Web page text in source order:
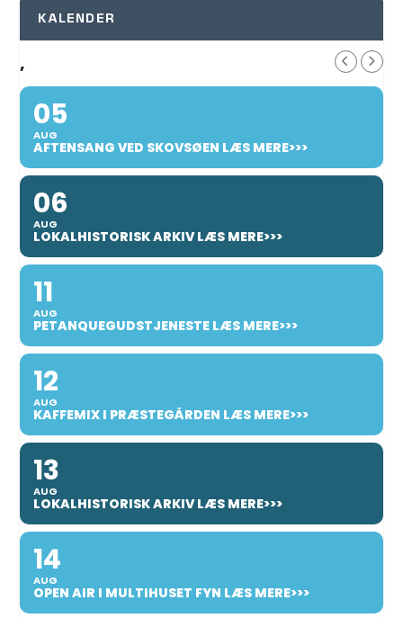
KALENDER
,
05
AUG
AFTENSANG VED SKOVSØEN LÆS MERE>>>
06
AUG
LOKALHISTORISK ARKIV LÆS MERE>>>
11
AUG
PETANQUEGUDSTJENESTE LÆS MERE>>>
12
AUG
KAFFEMIX I PRÆSTEGÅRDEN LÆS MERE>>>
13
AUG
LOKALHISTORISK ARKIV LÆS MERE>>>
14
AUG
OPEN AIR I MULTIHUSET FYN LÆS MERE>>>